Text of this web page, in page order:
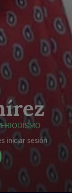
iniciar sesión